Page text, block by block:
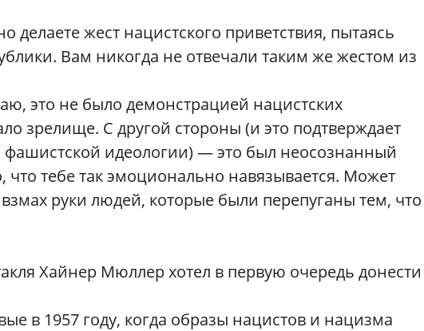
делаете жест нацистского приветствия, пытаясь
Вам никогда не отвечали таким же жестом из
это не было демонстрацией нацистских
зрелище. С другой стороны (и это подтверждает
фашистской идеологии) — это был неосознанный
что тебе так эмоционально навязывается. Может
руки людей, которые были перепуганы тем, что
Хайнер Мюллер хотел в первую очередь донести
в 1957 году, когда образы нацистов и нацизма